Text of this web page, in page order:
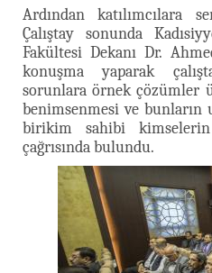
Ardından katılımcılara
Çalıştay sonunda
Fakültesi Dekanı Dr.
konuşma yaparak
sorunlara örnek çözümler
benimsenmesi ve bunların
birikim sahibi kimselerin
çağrısında bulundu.